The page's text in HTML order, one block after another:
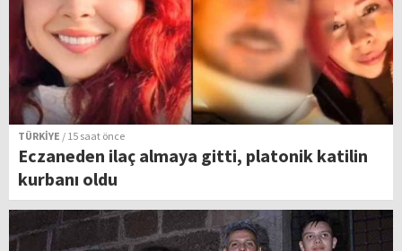
TÜRKİYE / 15 saat önce
Eczaneden ilaç almaya gitti, platonik katilin
kurbanı oldu